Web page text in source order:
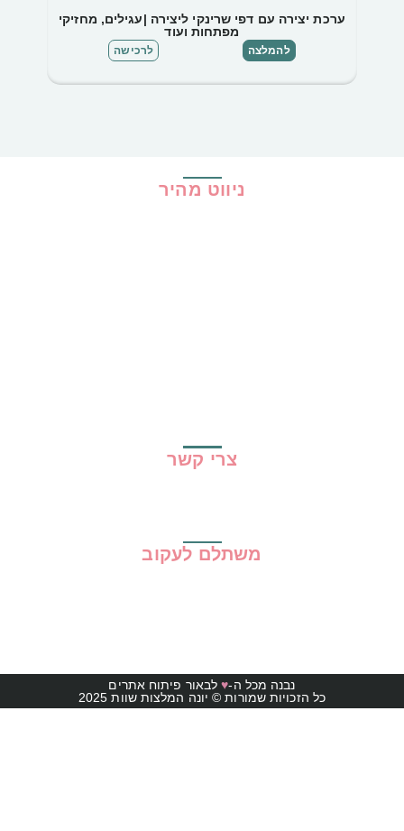
ערכת יצירה עם דפי שרינקי ליצירה |עגילים, מחזיקי
מפתחות ועוד
להמלצה לרכישה
ניווט מהיר
צרי קשר
משתלם לעקוב
נבנה מכל ה-♥לבאור פיתוח אתרים
כל הזכויות שמורות © יונה המלצות שוות 2025